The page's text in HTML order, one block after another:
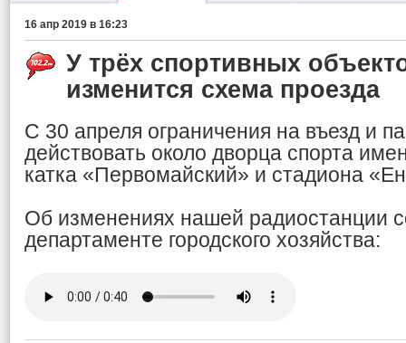
16 апр 2019 в 16:23
У трёх спортивных
изменится схема проезда
С 30 апреля ограничения на въезд и
действовать около дворца спорта
катка «Первомайский» и стадиона
Об изменениях нашей радиостанции
департаменте городского хозяйства: